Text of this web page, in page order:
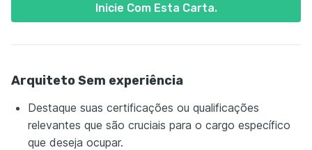
Inicie Com Esta Carta.
Arquiteto Sem experiência
Destaque suas certificações ou qualificações
relevantes que são cruciais para o cargo específico
que deseja ocupar.